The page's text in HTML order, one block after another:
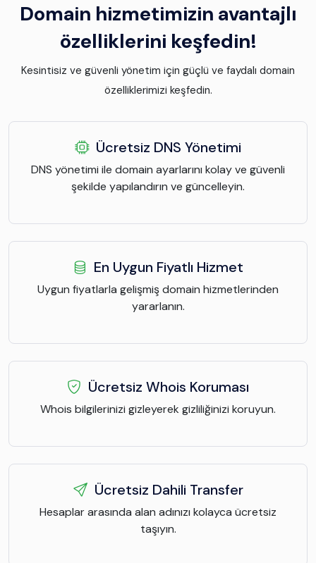
Domain hizmetimizin avantajlı
özelliklerini keşfedin!
Kesintisiz ve güvenli yönetim için güçlü ve faydalı domain
özelliklerimizi keşfedin.
Ücretsiz DNS Yönetimi
DNS yönetimi ile domain ayarlarını kolay ve güvenli
şekilde yapılandırın ve güncelleyin.
En Uygun Fiyatlı Hizmet
Uygun fiyatlarla gelişmiş domain hizmetlerinden
yararlanın.
Ücretsiz Whois Koruması
Whois bilgilerinizi gizleyerek gizliliğinizi koruyun.
Ücretsiz Dahili Transfer
Hesaplar arasında alan adınızı kolayca ücretsiz
taşıyın.